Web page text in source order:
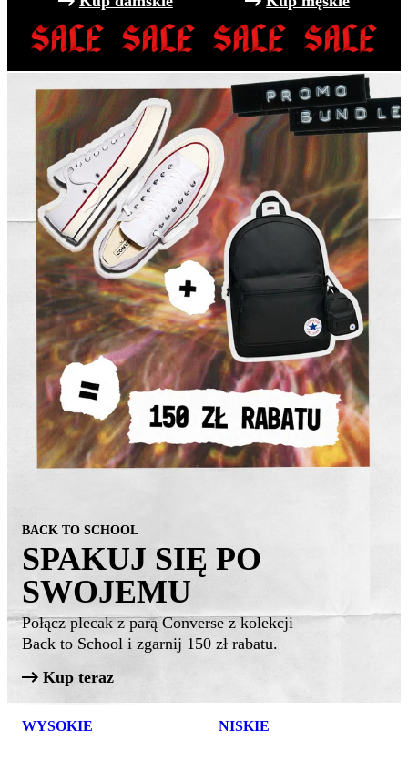
BACK TO SCHOOL
SPAKUJ SIĘ PO
SWOJEMU
Połącz plecak z parą Converse z kolekcji
Back to School i zgarnij 150 zł rabatu.
Kup teraz
WYSOKIE NISKIE